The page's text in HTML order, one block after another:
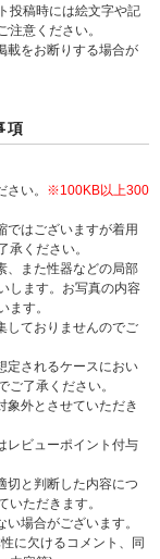
投稿時には絵文字や記
意ください。
載をお断りする場合が
項
い。 ※100KB以上300
ではございますが着用
ください。
、また性器などの局部
します。お写真の内容
ます。
しておりませんのでご
定されるケースにおい
了承ください。
象外とさせていただき
レビューポイント付与
切と判断した内容につ
いただきます。
場合がございます。
に欠けるコメント、同